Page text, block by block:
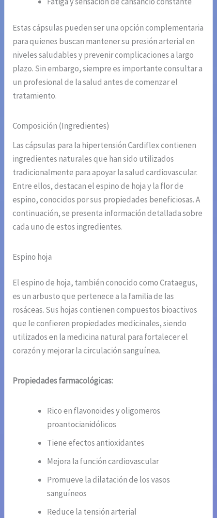
Estas cápsulas pueden ser una opción complementaria
para quienes buscan mantener su presión arterial en
niveles saludables y prevenir complicaciones a largo
plazo. Sin embargo, siempre es importante consultar a
un profesional de la salud antes de comenzar el
tratamiento.
Composición (Ingredientes)
Las cápsulas para la hipertensión Cardiflex contienen
ingredientes naturales que han sido utilizados
tradicionalmente para apoyar la salud cardiovascular.
Entre ellos, destacan el espino de hoja y la flor de
espino, conocidos por sus propiedades beneficiosas. A
continuación, se presenta información detallada sobre
cada uno de estos ingredientes.
Espino hoja
El espino de hoja, también conocido como Crataegus,
es un arbusto que pertenece a la familia de las
rosáceas. Sus hojas contienen compuestos bioactivos
que le confieren propiedades medicinales, siendo
utilizados en la medicina natural para fortalecer el
corazón y mejorar la circulación sanguínea.
Propiedades farmacológicas:
Rico en flavonoides y oligomeros
proantocianidólicos
Tiene efectos antioxidantes
Mejora la función cardiovascular
Promueve la dilatación de los vasos
sanguíneos
Reduce la tensión arterial